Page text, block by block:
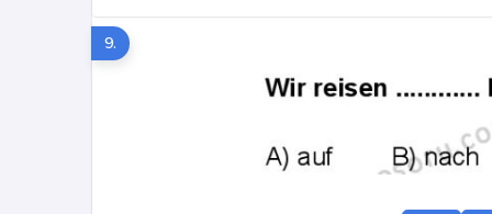
9.